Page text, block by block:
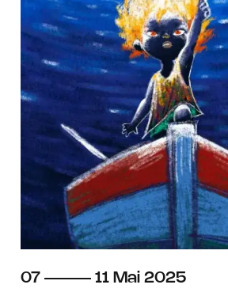
du
07 au
11 mai
Mai 2025